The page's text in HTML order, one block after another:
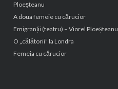
Ploeșteanu
A doua femeie cu cărucior
Emigranții (teatru) – Viorel Ploeșteanu
O „călătorii” la Londra
Femeia cu cărucior